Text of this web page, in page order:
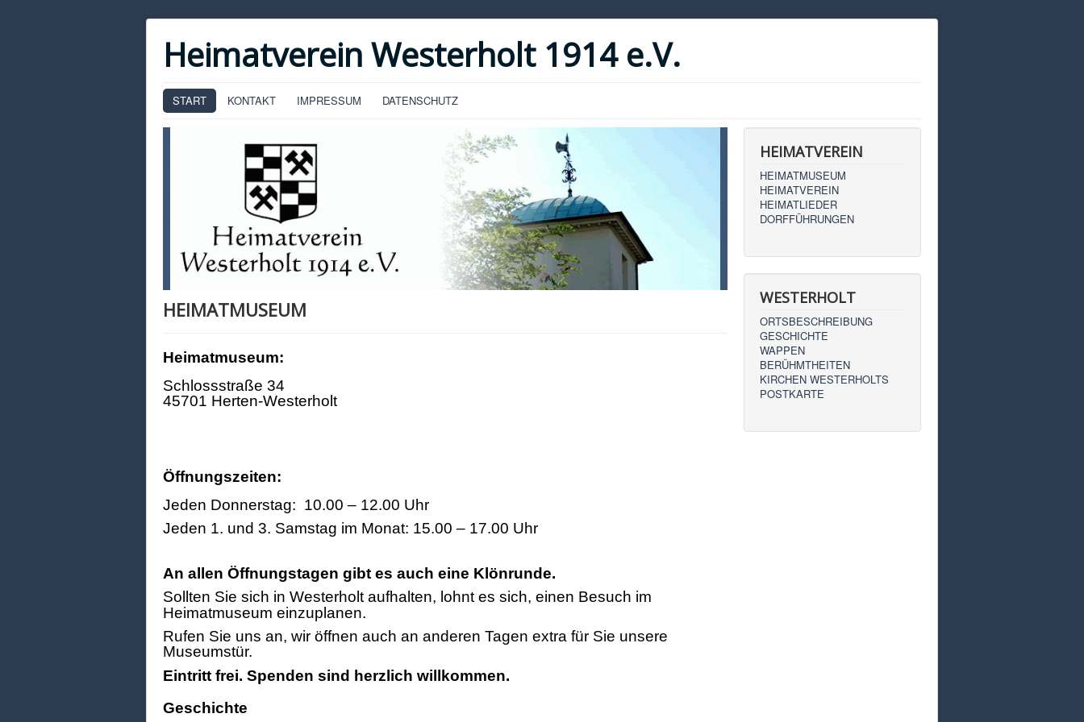
Heimatverein Westerholt 1914 e.V.
START KONTAKT IMPRESSUM DATENSCHUTZ
HEIMATMUSEUM
Heimatmuseum:
Schlossstraße 34
45701 Herten-Westerholt
Öffnungszeiten:
Jeden Donnerstag: 10.00 – 12.00 Uhr
Jeden 1. und 3. Samstag im Monat: 15.00 – 17.00 Uhr
An allen Öffnungstagen gibt es auch eine Klönrunde.
Sollten Sie sich in Westerholt aufhalten, lohnt es sich, einen Besuch im
Heimatmuseum einzuplanen.
Rufen Sie uns an, wir öffnen auch an anderen Tagen extra für Sie unsere
Museumstür.
Eintritt frei. Spenden sind herzlich willkommen.
Geschichte
HEIMATVEREIN
HEIMATMUSEUM
HEIMATVEREIN
HEIMATLIEDER
DORFFÜHRUNGEN
WESTERHOLT
ORTSBESCHREIBUNG
GESCHICHTE
WAPPEN
BERÜHMTHEITEN
KIRCHEN WESTERHOLTS
POSTKARTE